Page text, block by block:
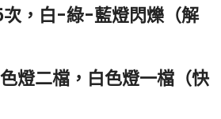
，白-綠-藍燈閃爍（解
燈二檔，白色燈一檔（快